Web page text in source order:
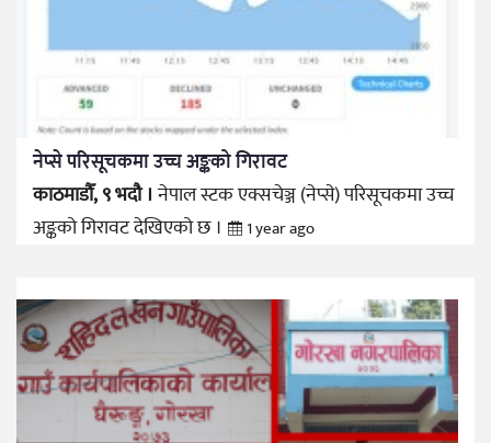
नेप्से परिसूचकमा उच्च अङ्कको गिरावट
काठमाडौँ, ९ भदौ ।नेपाल स्टक एक्सचेञ्ज (नेप्से) परिसूचकमा उच्च
अङ्कको गिरावट देखिएको छ ।
1 year ago